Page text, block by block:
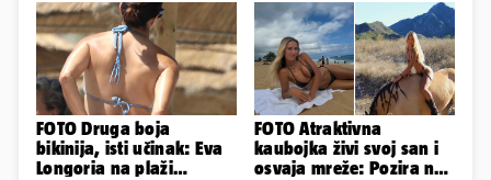
FOTO Druga boja
bikinija, isti učinak: Eva
Longoria na plaži
FOTO Atraktivna
kaubojka živi svoj san i
osvaja mreže: Pozira na